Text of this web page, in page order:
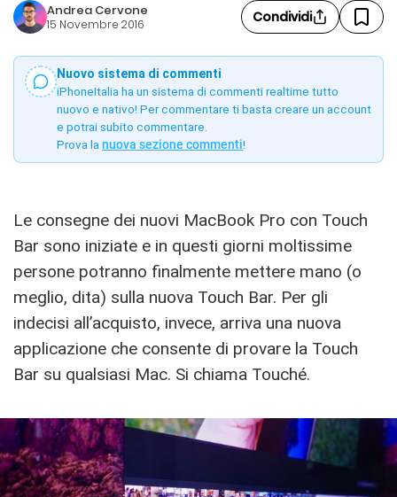
Andrea Cervone
15 Novembre 2016 Condividi
Nuovo sistema di commenti
iPhoneItalia ha un sistema di commenti realtime tutto
nuovo e nativo! Per commentare ti basta creare un account
e potrai subito commentare.
Prova la nuova sezione commenti!
Le consegne dei nuovi MacBook Pro con Touch
Bar sono iniziate e in questi giorni moltissime
persone potranno finalmente mettere mano (o
meglio, dita) sulla nuova Touch Bar. Per gli
indecisi all’acquisto, invece, arriva una nuova
applicazione che consente di provare la Touch
Bar su qualsiasi Mac. Si chiama Touché.